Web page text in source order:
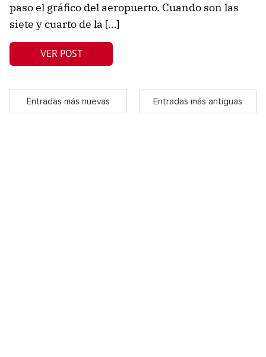
paso el gráfico del aeropuerto. Cuando son las
siete y cuarto de la […]
VER POST
Entradas más nuevas Entradas más antiguas